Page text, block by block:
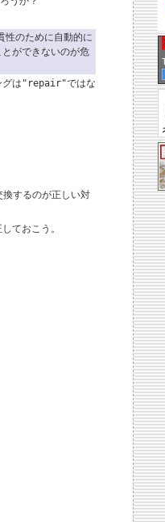
性のために自動的に
ができないのが危
は "repair"ではな
するのが正しい対
ておこう。